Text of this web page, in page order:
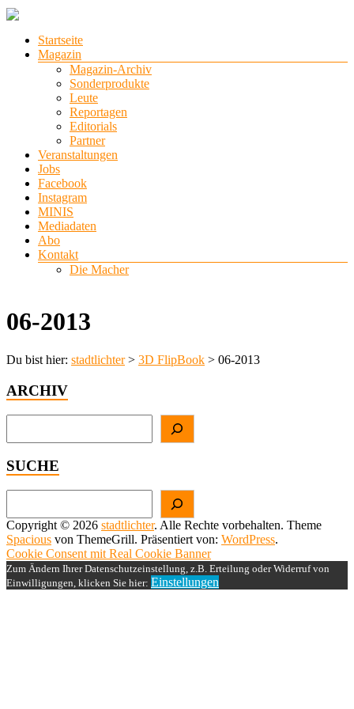
Zum
springen
stadtlichter
Lüneburg,
Winsen
Menü
Startseite
Magazin
Magazin-Archiv
Sonderprodukte
Leute
Reportagen
Editorials
Partner
Veranstaltungen
Jobs
Facebook
Instagram
MINIS
Mediadaten
Abo
Kontakt
Die Macher
06-2013
Du bist hier: stadtlichter> 3D FlipBook > 06-2013
ARCHIV
SUCHE
Copyright © 2026 stadtlichter. Alle Rechte vorbehalten. Theme
Spacious von ThemeGrill. Präsentiert von: WordPress.
Cookie Consent mit Real Cookie Banner
Zum Ändern Ihrer Datenschutzeinstellung, z.B. Erteilung oder Widerruf von
Einwilligungen, klicken Sie hier: Einstellungen